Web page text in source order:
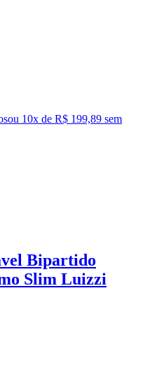
ou 10x de R$ 199,89 sem
Bipartido
Slim Luizzi